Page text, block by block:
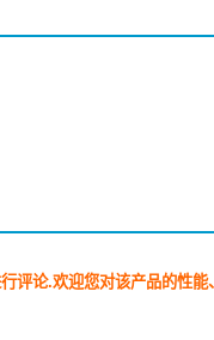
评论.欢迎您对该产品的性